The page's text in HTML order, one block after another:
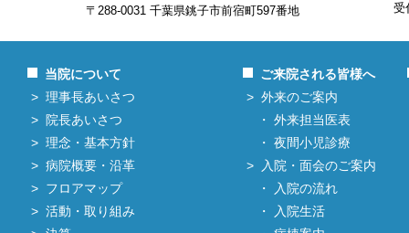
〒288-0031 千葉県銚子市前宿町597番地 受
当院について
理事長あいさつ
院長あいさつ
理念・基本方針
病院概要・沿革
フロアマップ
活動・取り組み
ご来院される皆様へ
外来のご案内
外来担当医表
夜間小児診療
入院・面会のご案内
入院の流れ
入院生活